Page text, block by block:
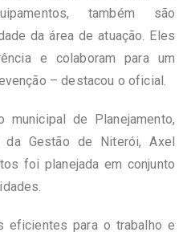
também são
da área de atuação. Eles
e colaboram para um
– destacou o oficial.
de Planejamento,
da Gestão de Niterói, Axel
foi planejada em conjunto
eficientes para o trabalho e